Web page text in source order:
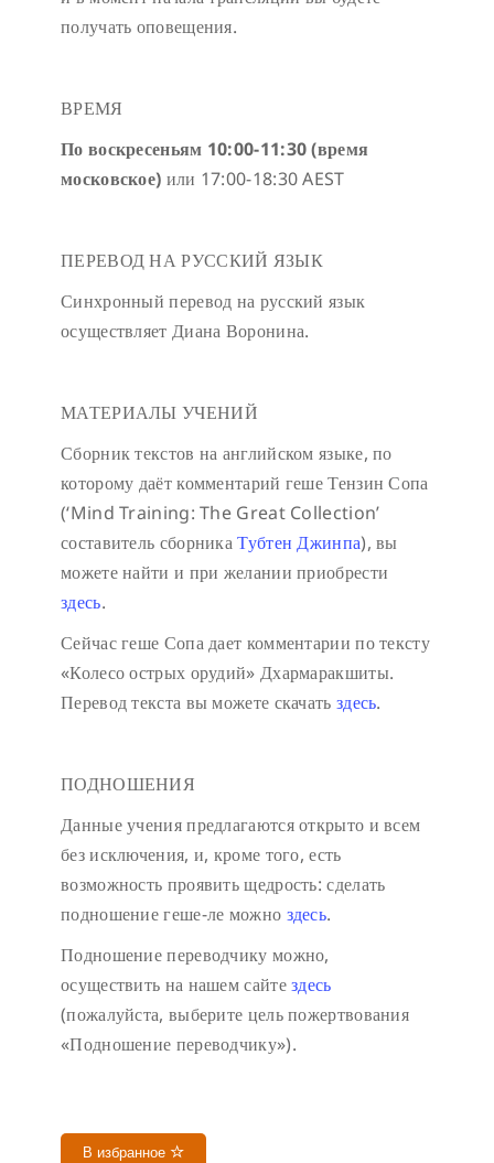
получать оповещения.
ВРЕМЯ
По воскресеньям 10:00-11:30 (время
московское) или 17:00-18:30 AEST
ПЕРЕВОД НА РУССКИЙ ЯЗЫК
Синхронный перевод на русский язык
осуществляет Диана Воронина.
МАТЕРИАЛЫ УЧЕНИЙ
Сборник текстов на английском языке, по
которому даёт комментарий геше Тензин Сопа
(‘Mind Training: The Great Collection’
составитель сборникаТубтен Джинпа), вы
можете найти и при желании приобрести
здесь.
Сейчас геше Сопа дает комментарии по тексту
«Колесо острых орудий» Дхармаракшиты.
Перевод текста вы можете скачать здесь.
ПОДНОШЕНИЯ
Данные учения предлагаются открыто и всем
без исключения, и, кроме того, есть
возможность проявить щедрость: сделать
подношение геше-ле можно здесь.
Подношение переводчику можно,
осуществить на нашем сайтездесь
(пожалуйста, выберите цель пожертвования
«Подношение переводчику»).
В избранное